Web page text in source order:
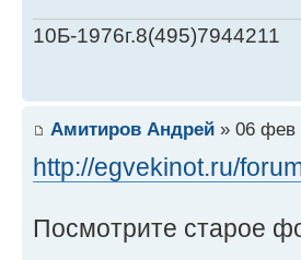
10Б-1976г.8(495)7944211
Амитиров Андрей » 06 фев
http://egvekinot.ru/
Посмотрите старое